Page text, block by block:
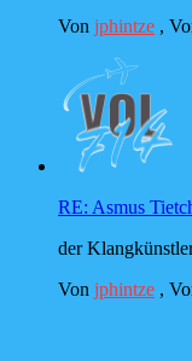
Von jphintze ,
RE: Asmus
der
Von jphintze ,